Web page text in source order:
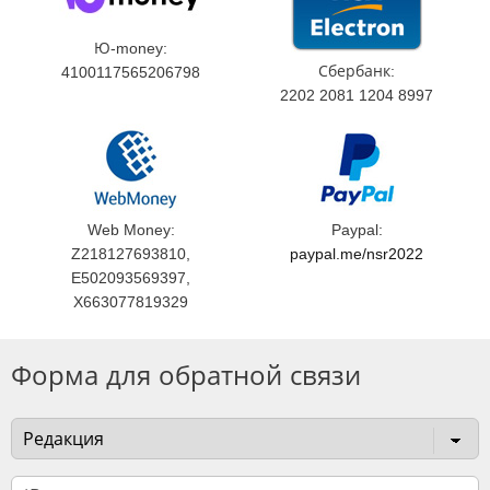
Ю-money:
4100117565206798
Сбербанк:
2202 2081 1204 8997
Web Money:
Z218127693810,
E502093569397,
X663077819329
Paypal:
paypal.me/nsr2022
Форма для обратной связи